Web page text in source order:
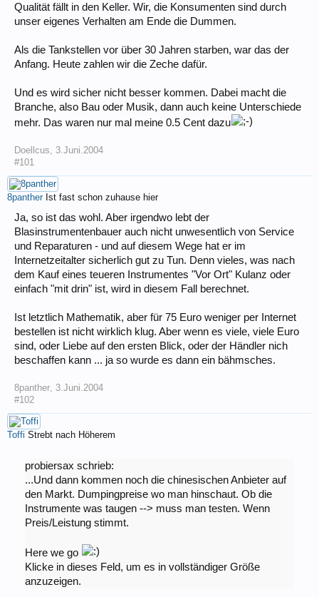
Qualität fällt in den Keller. Wir, die Konsumenten sind durch
unser eigenes Verhalten am Ende die Dummen.
Als die Tankstellen vor über 30 Jahren starben, war das der
Anfang. Heute zahlen wir die Zeche dafür.
Und es wird sicher nicht besser kommen. Dabei macht die
Branche, also Bau oder Musik, dann auch keine Unterschiede
mehr. Das waren nur mal meine 0.5 Cent dazu
Doellcus, 3.Juni.2004
#101
8panther Ist fast schon zuhause hier
Ja, so ist das wohl. Aber irgendwo lebt der
Blasinstrumentenbauer auch nicht unwesentlich von Service
und Reparaturen - und auf diesem Wege hat er im
Internetzeitalter sicherlich gut zu Tun. Denn vieles, was nach
dem Kauf eines teueren Instrumentes "Vor Ort" Kulanz oder
einfach "mit drin" ist, wird in diesem Fall berechnet.
Ist letztlich Mathematik, aber für 75 Euro weniger per Internet
bestellen ist nicht wirklich klug. Aber wenn es viele, viele Euro
sind, oder Liebe auf den ersten Blick, oder der Händler nich
beschaffen kann ... ja so wurde es dann ein bähmsches.
8panther, 3.Juni.2004
#102
Toffi Strebt nach Höherem
probiersax schrieb:
...Und dann kommen noch die chinesischen Anbieter auf
den Markt. Dumpingpreise wo man hinschaut. Ob die
Instrumente was taugen --> muss man testen. Wenn
Preis/Leistung stimmt.
Here we go
Klicke in dieses Feld, um es in vollständiger Größe
anzuzeigen.